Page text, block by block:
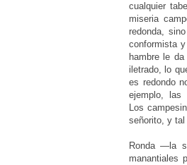
cualquier
miseria
redonda,
conformista
hambre le
iletrado, lo
es redondo
ejemplo,
las
Los
señorito, y tal
Ronda —la
manantiales